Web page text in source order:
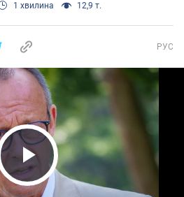
1 хвилина 12,9 т.
РУС
Play Video